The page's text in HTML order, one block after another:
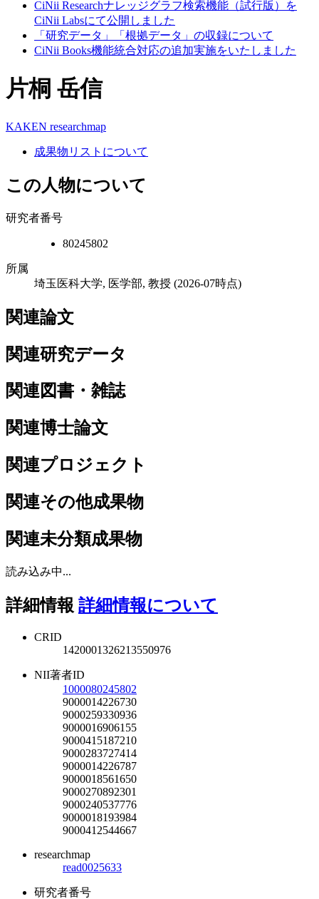
CiNii Researchナレッジグラフ検索機能（試行版）を
CiNii Labsにて公開しました
「研究データ」「根拠データ」の収録について
CiNii Books機能統合対応の追加実施をいたしました
片桐 岳信
KAKEN researchmap
成果物リストについて
この人物について
研究者番号
80245802
所属
埼玉医科大学, 医学部, 教授 (2026-07時点)
関連論文
関連研究データ
関連図書・雑誌
関連博士論文
関連プロジェクト
関連その他成果物
関連未分類成果物
読み込み中...
詳細情報 詳細情報について
CRID
1420001326213550976
NII著者ID
1000080245802
9000014226730
9000259330936
9000016906155
9000415187210
9000283727414
9000014226787
9000018561650
9000270892301
9000240537776
9000018193984
9000412544667
researchmap
read0025633
研究者番号